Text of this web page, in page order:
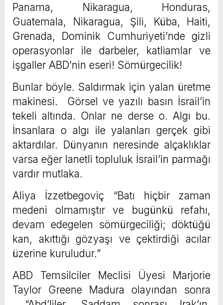
Panama, Nikaragua, Honduras,
Guatemala, Nikaragua, Şili, Küba, Haiti,
Grenada, Dominik Cumhuriyeti’nde gizli
operasyonlar ile darbeler, katliamlar ve
işgaller ABD’nin eseri! Sömürgecilik!
Bunlar böyle. Saldırmak için yalan üretme
makinesi. Görsel ve yazılı basın İsrail’in
tekeli altında. Onlar ne derse o. Algı bu.
İnsanlara o algı ile yalanları gerçek gibi
aktardılar. Dünyanın neresinde alçaklıklar
varsa eğer lanetli topluluk İsrail’in parmağı
vardır mutlaka.
Aliya İzzetbegoviç “Batı hiçbir zaman
medeni olmamıştır ve bugünkü refahı,
devam edegelen sömürgeciliği; döktüğü
kan, akıttığı gözyaşı ve çektirdiği acılar
üzerine kuruludur.”
ABD Temsilciler Meclisi Üyesi Marjorie
Taylor Greene Madura olayından sonra